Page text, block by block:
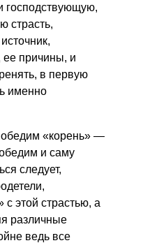
господствующую,
страсть,
ее причины, и
в первую
именно
«корень» —
и саму
следует,
этой страстью, а
различные
ведь все